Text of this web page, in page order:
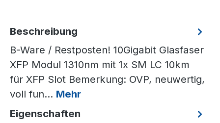
Beschreibung
B-Ware / Restposten! 10Gigabit Glasfaser
XFP Modul 1310nm mit 1x SM LC 10km
für XFP Slot Bemerkung: OVP, neuwertig,
voll fun… Mehr
Eigenschaften